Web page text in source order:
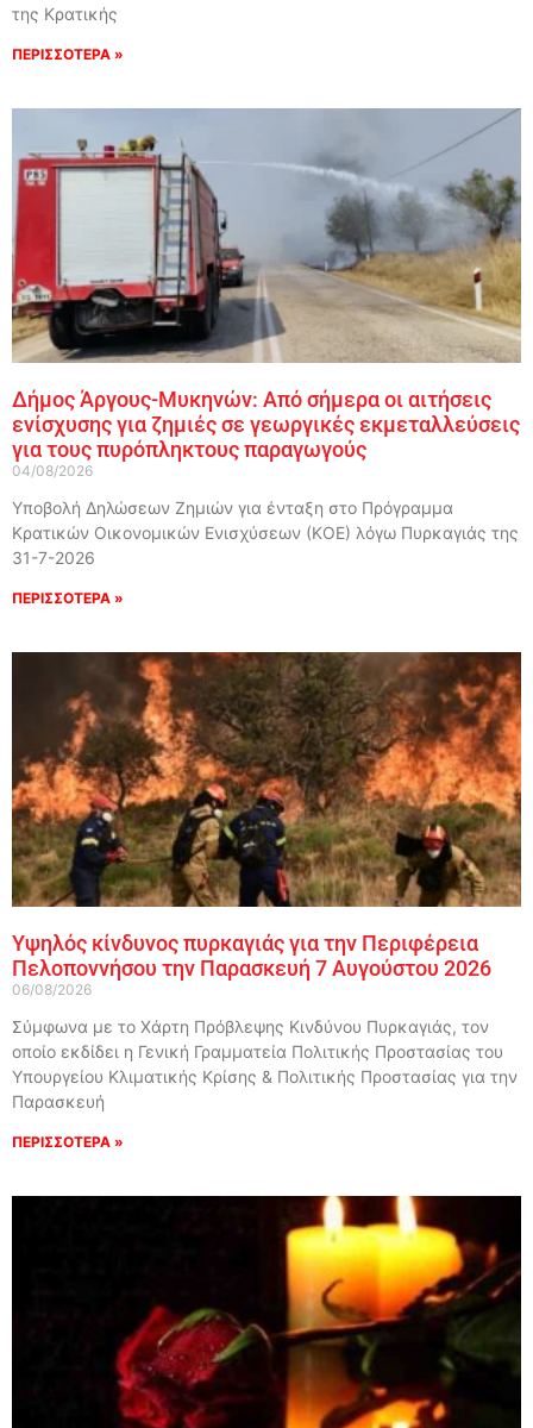
της Κρατικής
ΠΕΡΙΣΣΟΤΕΡΑ »
Δήμος Άργους-Μυκηνών: Από σήμερα οι αιτήσεις
ενίσχυσης για ζημιές σε γεωργικές εκμεταλλεύσεις
για τους πυρόπληκτους παραγωγούς
04/08/2026
Υποβολή Δηλώσεων Ζημιών για ένταξη στο Πρόγραμμα
Κρατικών Οικονομικών Ενισχύσεων (ΚΟΕ) λόγω Πυρκαγιάς της
31-7-2026
ΠΕΡΙΣΣΟΤΕΡΑ »
Υψηλός κίνδυνος πυρκαγιάς για την Περιφέρεια
Πελοποννήσου την Παρασκευή 7 Αυγούστου 2026
06/08/2026
Σύμφωνα με το Χάρτη Πρόβλεψης Κινδύνου Πυρκαγιάς, τον
οποίο εκδίδει η Γενική Γραμματεία Πολιτικής Προστασίας του
Υπουργείου Κλιματικής Κρίσης & Πολιτικής Προστασίας για την
Παρασκευή
ΠΕΡΙΣΣΟΤΕΡΑ »